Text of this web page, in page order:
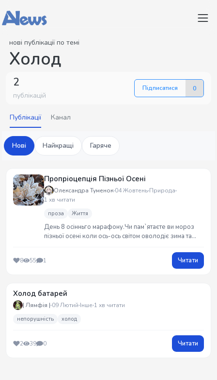
нові публікації по темі
Холод
2
публікацій
Підписатися 0
Публікації Канал
Нові Найкращі Гаряче
Пропріоцепція Пізньої Осені
Олександра Туменок 04 Жовтень Природа
1 хв читати
проза Життя
День 8 осінньго марафону.Чи пам`ятаєте ви мороз
пізньої осені коли ось-ось світом оволодіє зима та
виходячи з дому, хочеться повернутися назад у тепле
ліжечко.
8 55 1 Читати
Холод батарей
| Лямфія | 09 Лютий Інше 1 хв читати
непорушність холод
2 39 0 Читати